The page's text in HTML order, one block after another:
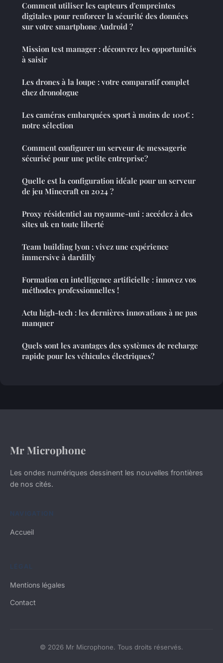
Comment utiliser les capteurs d'empreintes
digitales pour renforcer la sécurité des données
sur votre smartphone Android ?
Mission test manager : découvrez les opportunités
à saisir
Les drones à la loupe : votre comparatif complet
chez dronologue
Les caméras embarquées sport à moins de 100€ :
notre sélection
Comment configurer un serveur de messagerie
sécurisé pour une petite entreprise?
Quelle est la configuration idéale pour un serveur
de jeu Minecraft en 2024 ?
Proxy résidentiel au royaume-uni : accédez à des
sites uk en toute liberté
Team building lyon : vivez une expérience
immersive à dardilly
Formation en intelligence artificielle : innovez vos
méthodes professionnelles !
Actu high-tech : les dernières innovations à ne pas
manquer
Quels sont les avantages des systèmes de recharge
rapide pour les véhicules électriques?
Mr Microphone
Les ondes numériques dessinent les nouvelles frontières
de nos cités.
NAVIGATION
Accueil
LÉGAL
Mentions légales
Contact
© 2026 Mr Microphone. Tous droits réservés.